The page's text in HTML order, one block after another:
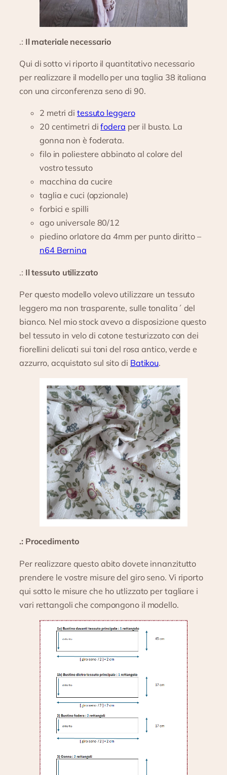
.: Il materiale necessario
Qui di sotto vi riporto il quantitativo necessario
per realizzare il modello per una taglia 38 italiana
con una circonferenza seno di 90.
2 metri di tessuto leggero
20 centimetri difodera per il busto. La
gonna non è foderata.
filo in poliestere abbinato al colore del
vostro tessuto
macchina da cucire
taglia e cuci (opzionale)
forbici e spilli
ago universale 80/12
piedino orlatore da 4mm per punto diritto –
n64 Bernina
.: Il tessuto utilizzato
Per questo modello volevo utilizzare un tessuto
leggero ma non trasparente, sulle tonalita´ del
bianco. Nel mio stock avevo a disposizione questo
bel tessuto in velo di cotone testurizzato con dei
fiorellini delicati sui toni del rosa antico, verde e
azzurro, acquistato sul sito di Batikou.
.: Procedimento
Per realizzare questo abito dovete innanzitutto
prendere le vostre misure del giro seno. Vi riporto
qui sotto le misure che ho utlizzato per tagliare i
vari rettangoli che compongono il modello.